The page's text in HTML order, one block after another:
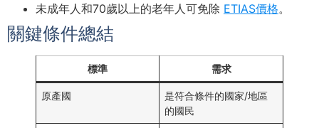
未成年人和70歲以上的老年人可免除 ETIAS價格。
關鍵條件總結
標準 需求
原產國
是符合條件的國家/地區
的國民